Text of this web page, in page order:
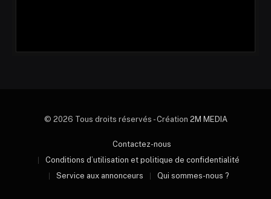
© 2026 Tous droits réservés - Création 2M MEDIA
Contactez-nous
Conditions d’utilisation et politique de confidentialité
Service aux annonceurs
Qui sommes-nous ?